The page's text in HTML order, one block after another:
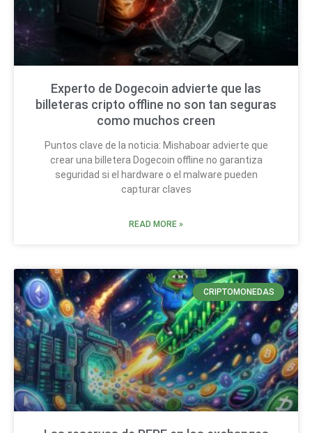
Experto de Dogecoin advierte que las
billeteras cripto offline no son tan seguras
como muchos creen
Puntos clave de la noticia: Mishaboar advierte que
crear una billetera Dogecoin offline no garantiza
seguridad si el hardware o el malware pueden
capturar claves
READ MORE »
CRIPTOMONEDAS